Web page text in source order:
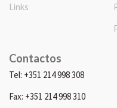
Links
Contactos
Tel: +351 214 998 308
Fax: +351 214 998 310